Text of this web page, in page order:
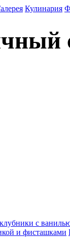
Кулинария